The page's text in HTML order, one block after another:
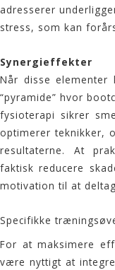
adresserer
stress, som kan
Synergieffekter
Når disse
“pyramide” hvor
fysioterapi sikrer
optimerer teknikker,
resultaterne. At
faktisk reducere
motivation til at
Specifikke
For at maksimere
være nyttigt at